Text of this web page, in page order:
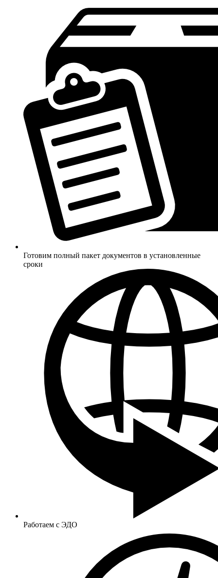
Готовим полный пакет документов в установленные
сроки
Работаем с ЭДО